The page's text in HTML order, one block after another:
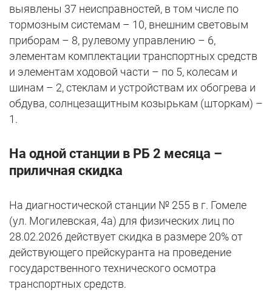
выявлены 37 неисправностей, в том числе по
тормозным системам – 10, внешним световым
приборам – 8, рулевому управлению – 6,
элементам комплектации транспортных средств
и элементам ходовой части – по 5, колесам и
шинам – 2, стеклам и устройствам их обогрева и
обдува, солнцезащитным козырькам (шторкам) –
1.
На одной станции в РБ 2 месяца –
приличная скидка
На диагностической станции № 255 в г. Гомеле
(ул. Могилевская, 4а) для физических лиц по
28.02.2026 действует скидка в размере 20% от
действующего прейскуранта на проведение
государственного технического осмотра
транспортных средств.